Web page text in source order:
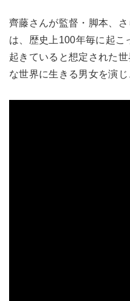
齊藤さんが監督・脚本、
は、歴史上100年毎に起こ
起きていると想定された
な世界に生きる男女を演